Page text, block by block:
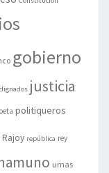
gobierno
justicia
politiqueros
Rajoy república rey
urnas